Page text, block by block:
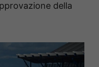
della